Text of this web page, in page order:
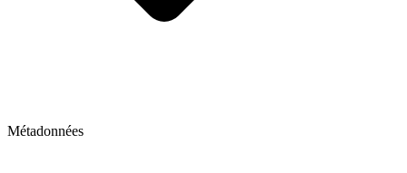
Métadonnées